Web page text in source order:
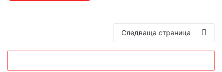
Следваща страница